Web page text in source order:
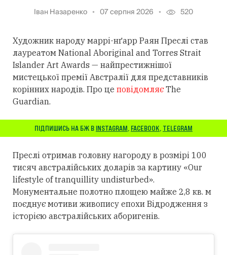
Іван Назаренко 07 серпня 2026 520
Художник народу маррі-нґарр Раян Преслі став
лауреатом National Aboriginal and Torres Strait
Islander Art Awards — найпрестижнішої
мистецької премії Австралії для представників
корінних народів. Про це повідомляєThe
Guardian.
ПІДПИШИСЬ НА БЖ В INSTAGRAM, FACEBOOK, TELEGRAM
Преслі отримав головну нагороду в розмірі 100
тисяч австралійських доларів за картину «Our
lifestyle of tranquillity undisturbed».
Монументальне полотно площею майже 2,8 кв. м
поєднує мотиви живопису епохи Відродження з
історією австралійських аборигенів.